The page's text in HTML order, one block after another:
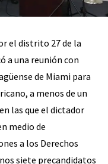
el distrito 27 de la
a una reunión con
de Miami para
a menos de un
las que el dictador
medio de
a los Derechos
siete precandidatos